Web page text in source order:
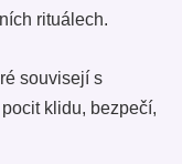
rituálech.
souvisejí s
klidu, bezpečí,